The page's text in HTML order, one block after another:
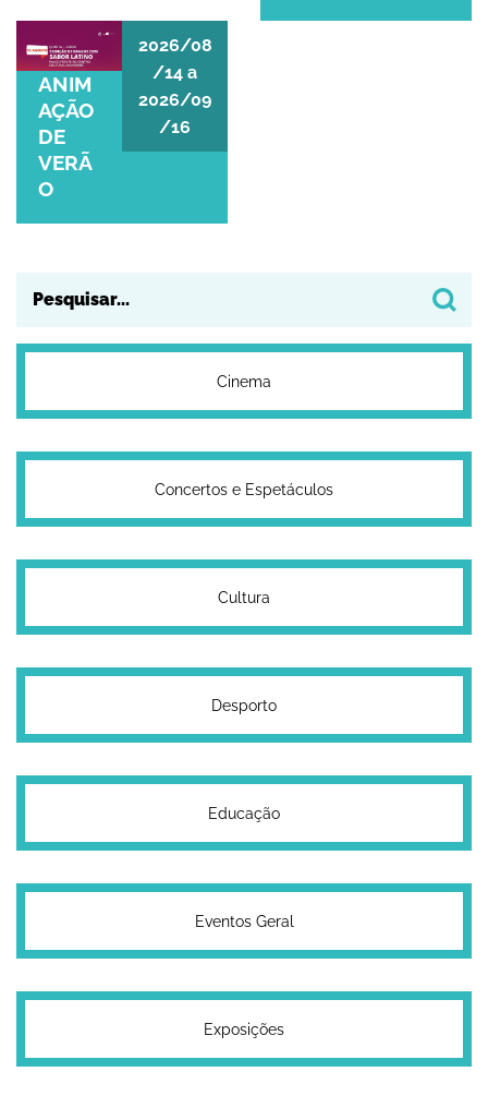
ANIMAÇÃO DE VERÃO
2026/08
/14 a
2026/09
/16
ANIM
AÇÃO
DE
VERÃ
O
Cinema
Concertos e Espetáculos
Cultura
Desporto
Educação
Eventos Geral
Exposições